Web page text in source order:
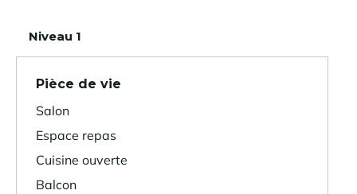
Niveau 1
Pièce de vie
Salon
Espace repas
Cuisine ouverte
Balcon